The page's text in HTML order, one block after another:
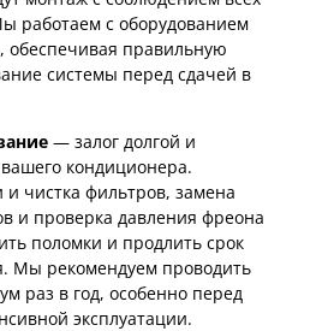
работаем с оборудованием
обеспечивая правильную
системы перед сдачей в
— залог долгой и
кондиционера.
чистка фильтров, замена
и проверка давления фреона
поломки и продлить срок
Мы рекомендуем проводить
раз в год, особенно перед
эксплуатации.